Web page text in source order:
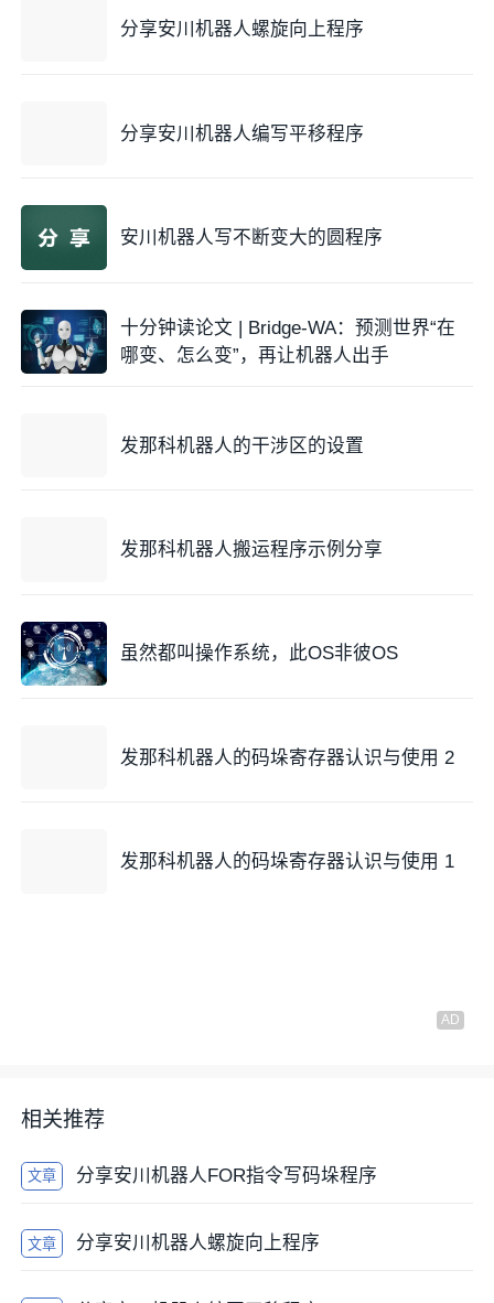
分享安川机器人螺旋向上程序
分享安川机器人编写平移程序
安川机器人写不断变大的圆程序
十分钟读论文 | Bridge-WA：预测世界“在
哪变、怎么变”，再让机器人出手
发那科机器人的干涉区的设置
发那科机器人搬运程序示例分享
虽然都叫操作系统，此OS非彼OS
发那科机器人的码垛寄存器认识与使用 2
发那科机器人的码垛寄存器认识与使用 1
相关推荐
文章 分享安川机器人FOR指令写码垛程序
文章 分享安川机器人螺旋向上程序